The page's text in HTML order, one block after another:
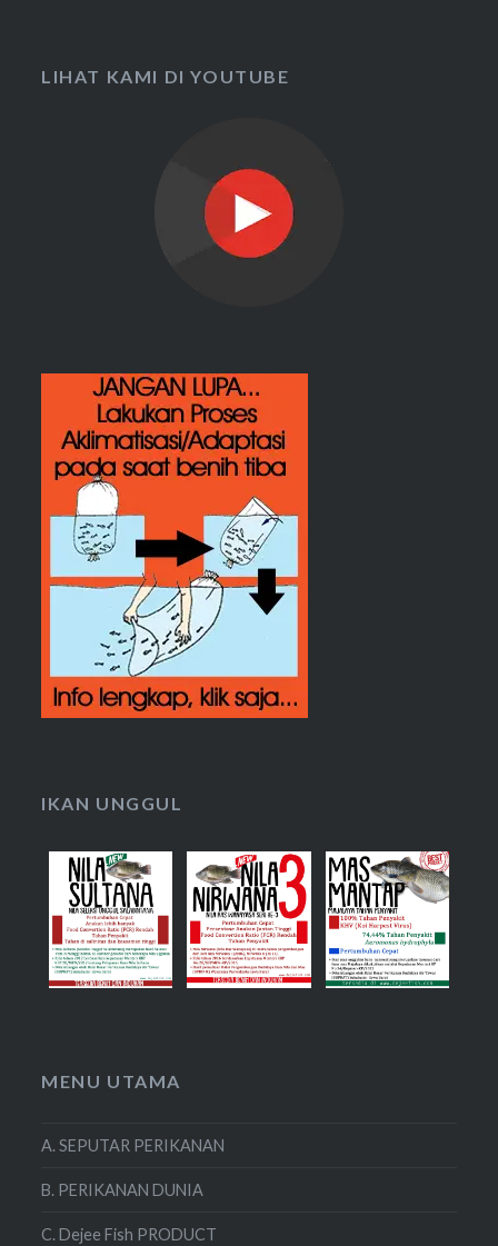
LIHAT KAMI DI YOUTUBE
IKAN UNGGUL
MENU UTAMA
A. SEPUTAR PERIKANAN
B. PERIKANAN DUNIA
C. Dejee Fish PRODUCT